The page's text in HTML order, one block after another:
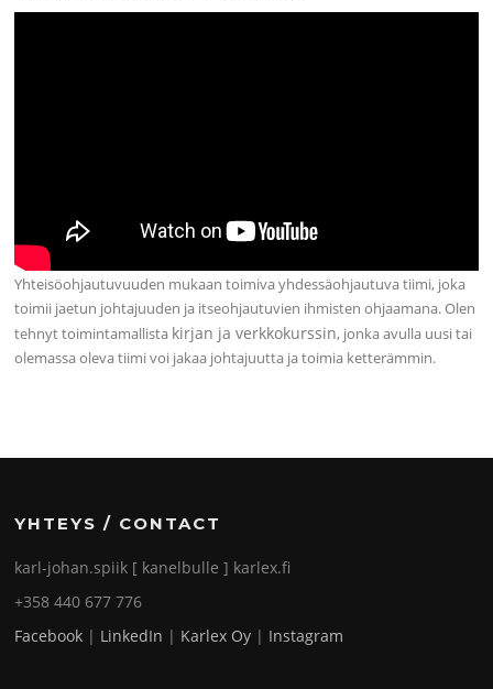
Yhteisöohjautuvuuden mukaan toimiva yhdessäohjautuva tiimi, joka
toimii jaetun johtajuuden ja itseohjautuvien ihmisten ohjaamana. Olen
tehnyt toimintamallista kirjan ja verkkokurssin, jonka avulla uusi tai
olemassa oleva tiimi voi jakaa johtajuutta ja toimia ketterämmin.
YHTEYS / CONTACT
karl-johan.spiik [ kanelbulle ] karlex.fi
+358 440 677 776
Facebook | LinkedIn | Karlex Oy | Instagram